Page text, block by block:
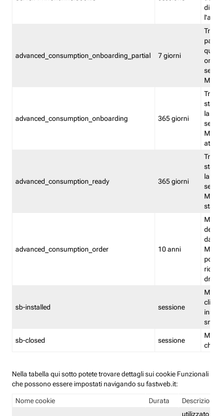
advanced_consumption_onboarding_partial 7 giorni
advanced_consumption_onboarding 365 giorni
stata
la
advanced_consumption_ready 365 giorni
stata
la
stato
advanced_consumption_order 10 anni
delle
sb-installed sessione
sb-closed sessione
Nella tabella qui sotto potete trovare dettagli sui cookie Funzionali
che possono essere impostati navigando su fastweb.it:
Nome cookie Durata Descrizione
utilizzato per